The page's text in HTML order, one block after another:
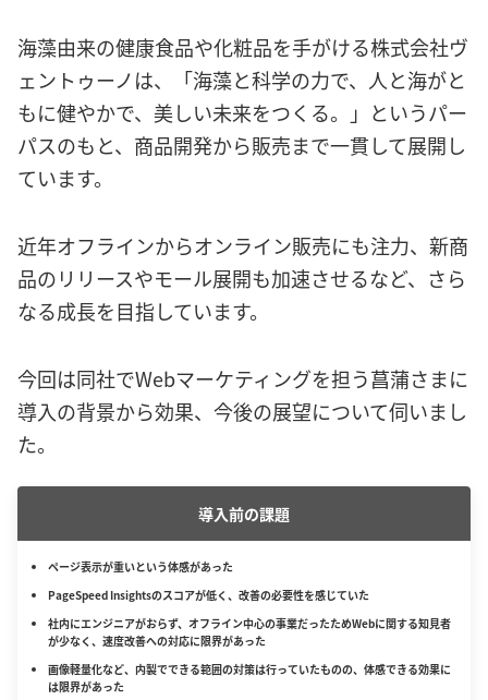
海藻由来の健康食品や化粧品を手がける株式会社ヴ
ェントゥーノは、「海藻と科学の力で、人と海がと
もに健やかで、美しい未来をつくる。」というパー
パスのもと、商品開発から販売まで一貫して展開し
ています。
近年オフラインからオンライン販売にも注力、新商
品のリリースやモール展開も加速させるなど、さら
なる成長を目指しています。
今回は同社でWebマーケティングを担う菖蒲さまに
導入の背景から効果、今後の展望について伺いまし
た。
導入前の課題
ページ表示が重いという体感があった
PageSpeed Insightsのスコアが低く、改善の必要性を感じていた
社内にエンジニアがおらず、オフライン中心の事業だったためWebに関する知見者
が少なく、速度改善への対応に限界があった
画像軽量化など、内製でできる範囲の対策は行っていたものの、体感できる効果に
は限界があった